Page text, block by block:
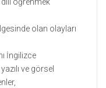
olan olayları
İngilizce
ve görsel